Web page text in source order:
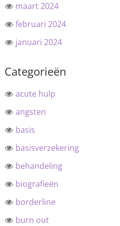
maart 2024
februari 2024
januari 2024
Categorieën
acute hulp
angsten
basis
basisverzekering
behandeling
biografieën
borderline
burn out